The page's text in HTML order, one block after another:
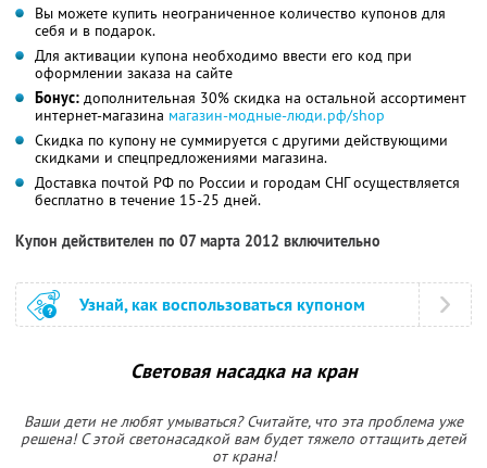
Вы можете купить неограниченное количество купонов для
себя и в подарок.
Для активации купона необходимо ввести его код при
оформлении заказа на сайте
Бонус: дополнительная 30% скидка на остальной ассортимент
интернет-магазина магазин-модные-люди.рф/shop
Скидка по купону не суммируется с другими действующими
скидками и спецпредложениями магазина.
Доставка почтой РФ по России и городам СНГ осуществляется
бесплатно в течение 15-25 дней.
Купон действителен по 07 марта 2012 включительно
Узнай, как воспользоваться купоном
Световая насадка на кран
Ваши дети не любят умываться? Считайте, что эта проблема уже
решена! С этой светонасадкой вам будет тяжело оттащить детей
от крана!